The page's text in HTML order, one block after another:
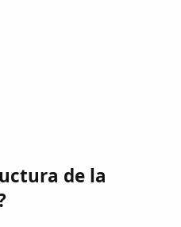
de la